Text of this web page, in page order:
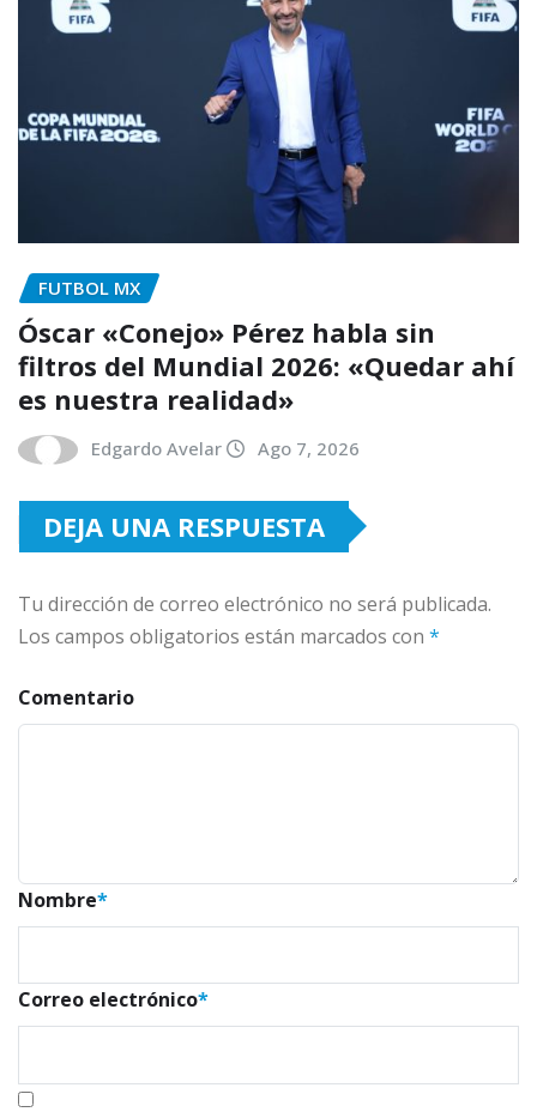
FUTBOL MX
Óscar «Conejo» Pérez habla sin
filtros del Mundial 2026: «Quedar ahí
es nuestra realidad»
Edgardo Avelar Ago 7, 2026
DEJA UNA RESPUESTA
Tu dirección de correo electrónico no será publicada.
Los campos obligatorios están marcados con *
Comentario
Nombre*
Correo electrónico*